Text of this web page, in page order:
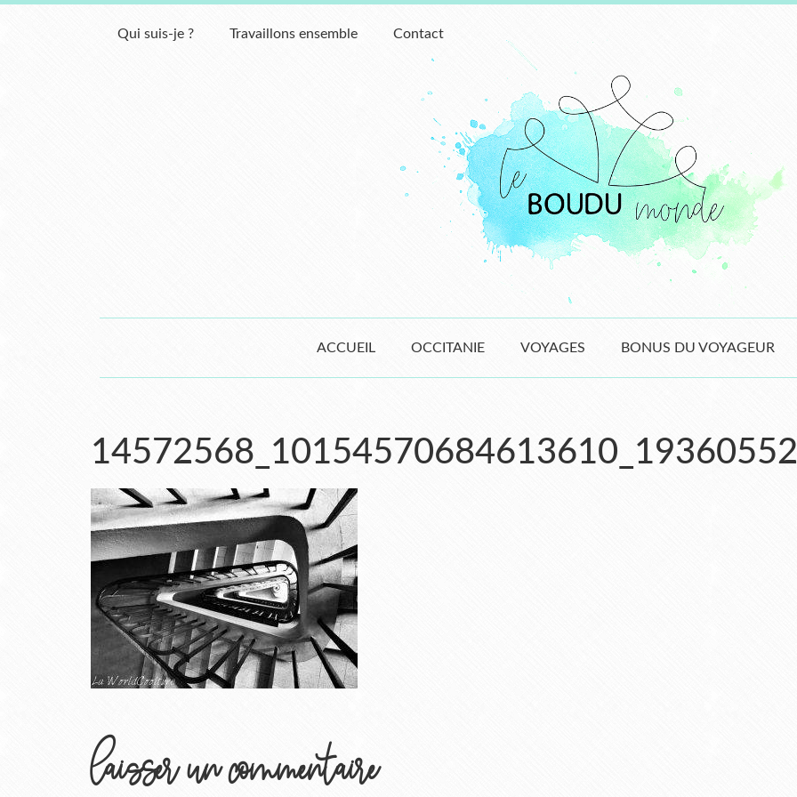
Qui suis-je ? Travaillons ensemble Contact
ACCUEIL OCCITANIE VOYAGES BONUS DU VOYAGEUR
laisser un commentaire